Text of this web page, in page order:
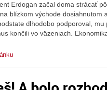
Erdogan začal doma strácať
blízkom východe dosiahnutom
dlhodobo podporoval,
končili vo väzeniach.